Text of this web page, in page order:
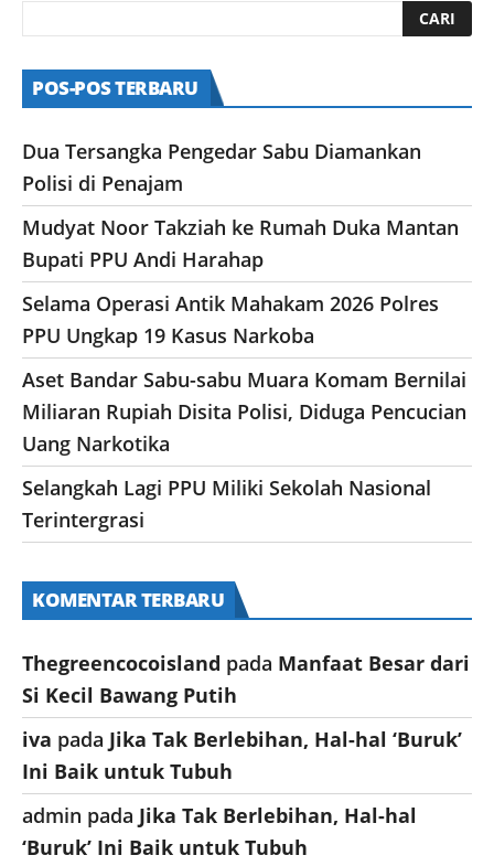
POS-POS TERBARU
Dua Tersangka Pengedar Sabu Diamankan
Polisi di Penajam
Mudyat Noor Takziah ke Rumah Duka Mantan
Bupati PPU Andi Harahap
Selama Operasi Antik Mahakam 2026 Polres
PPU Ungkap 19 Kasus Narkoba
Aset Bandar Sabu-sabu Muara Komam Bernilai
Miliaran Rupiah Disita Polisi, Diduga Pencucian
Uang Narkotika
Selangkah Lagi PPU Miliki Sekolah Nasional
Terintergrasi
KOMENTAR TERBARU
Thegreencocoisland pada Manfaat Besar dari
Si Kecil Bawang Putih
iva pada Jika Tak Berlebihan, Hal-hal ‘Buruk’
Ini Baik untuk Tubuh
admin pada Jika Tak Berlebihan, Hal-hal
‘Buruk’ Ini Baik untuk Tubuh